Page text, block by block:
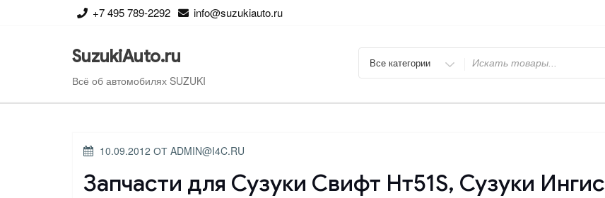
+7 495 789-2292 info@suzukiauto.ru
SuzukiAuto.ru
Всё об автомобилях SUZUKI
Искать
ОПУБЛИКОВАНО
10.09.2012 ОТ ADMIN@I4C.RU
Запчасти для Сузуки Свифт Нт51S, Сузуки Ингис